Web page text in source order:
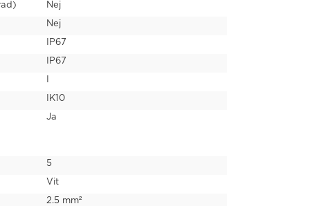
Nej
Nej
IP67
IP67
IK10
Ja
5
Vit
2.5 mm²